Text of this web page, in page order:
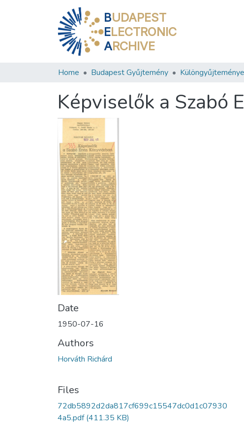
BUDAPEST
ELECTRONIC
ARCHIVE
Home Budapest Gyűjtemény
Képviselők a Szabó
Date
1950-07-16
Authors
Horváth Richárd
Files
72db5892d2da817cf699c15547dc0d1c07930
4a5.pdf(411.35 KB)